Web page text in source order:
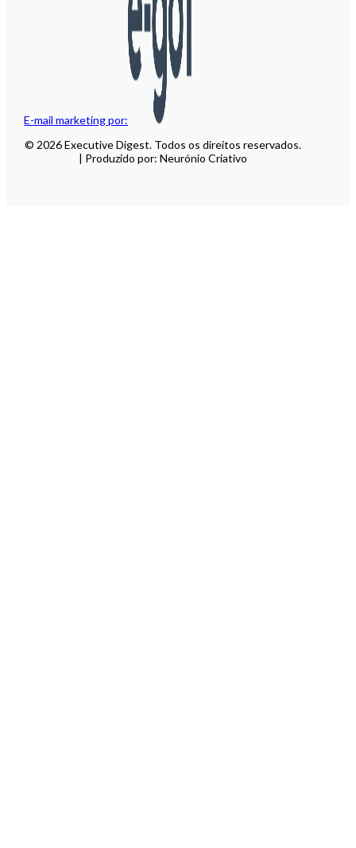
E-mail marketing por:
© 2026 Executive Digest. Todos os direitos reservados.
| Produzido por: Neurónio Criativo